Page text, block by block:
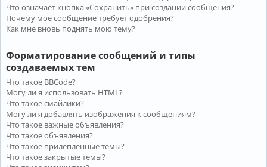
Что означает кнопка «Сохранить» при создании сообщения?
Почему моё сообщение требует одобрения?
Как мне вновь поднять мою тему?
Форматирование сообщений и типы
создаваемых тем
Что такое BBCode?
Могу ли я использовать HTML?
Что такое смайлики?
Могу ли я добавлять изображения к сообщениям?
Что такое важные объявления?
Что такое объявления?
Что такое прилепленные темы?
Что такое закрытые темы?